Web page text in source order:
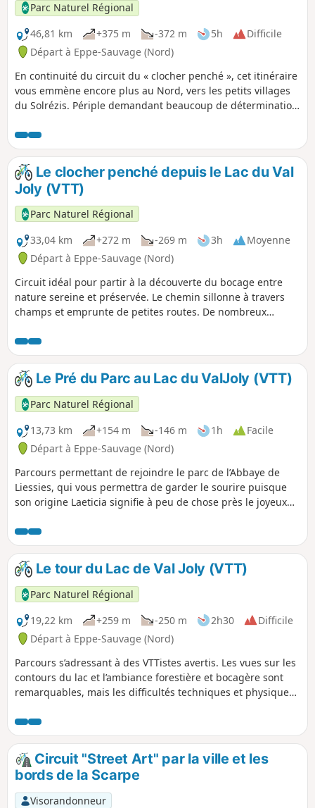
Parc Naturel Régional
46,81 km
+375 m -372 m 5h
Difficile
Départ à Eppe-Sauvage (Nord)
En continuité du circuit du « clocher penché », cet itinéraire
vous emmène encore plus au Nord, vers les petits villages
du Solrézis. Périple demandant beaucoup de détermination
la Voie Verte de l’avesnois, cet axe est réservé aux
déplacements doux et fait partie d’un vaste réseau de
circuits dédiés au vélo. Vous êtes sur l’EuroVélo 3 dite
Scandibérique qui rejoint Trondheim, en Norvège, à Saint
Jacques de Compostelle, en Espagne.
Le clocher penché depuis le Lac du Val
Joly (VTT)
Parc Naturel Régional
33,04 km
+272 m -269 m 3h
Moyenne
Départ à Eppe-Sauvage (Nord)
Circuit idéal pour partir à la découverte du bocage entre
nature sereine et préservée. Le chemin sillonne à travers
champs et emprunte de petites routes. De nombreux
oratoire a ses propres caractéristiques et son histoire. Au
loin, un curieux clocher penché, c’est l’église de Solre-le-
Château. La légende raconte qu’une jeune pucelle
convolant en juste noce aurait fait se pencher le clocher
impertinent. Le circuit emprunte l’ancienne voie ferrée,
transformée en axe doux pour pédaler léger.
Le Pré du Parc au Lac du ValJoly (VTT)
Parc Naturel Régional
13,73 km
+154 m -146 m 1h
Facile
Départ à Eppe-Sauvage (Nord)
Parcours permettant de rejoindre le parc de l’Abbaye de
Liessies, qui vous permettra de garder le sourire puisque
son origine Laeticia signifie à peu de chose près le joyeux
cet axe est réservé aux déplacements doux et fait partie
d’un vaste réseau de circuits dédiés au vélo, l’EuroVélo 3,
dite Scandibérique, qui rejoint Trondheim en Norvège à
Saint-Jacques-de-Compostelle en Espagne.
Le tour du Lac de Val Joly (VTT)
Parc Naturel Régional
19,22 km
+259 m -250 m 2h30
Difficile
Départ à Eppe-Sauvage (Nord)
Parcours s’adressant à des VTTistes avertis. Les vues sur les
contours du lac et l’ambiance forestière et bocagère sont
remarquables, mais les difficultés techniques et physiques
observée, si l’on sait rester discret.
Circuit "Street Art" par la ville et les
bords de la Scarpe
Visorandonneur